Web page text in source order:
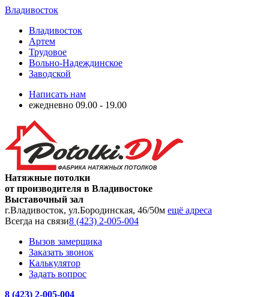
Владивосток
Владивосток
Артем
Трудовое
Вольно-Надеждинское
Заводской
Написать нам
ежедневно 09.00 - 19.00
Натяжные потолки
от производителя в Владивостоке
Выставочный зал
г.Владивосток, ул.Бородинская, 46/50м ещё адреса
Всегда на связи8 (423) 2-005-004
Вызов замерщика
Заказать звонок
Калькулятор
Задать вопрос
8 (423) 2-005-004